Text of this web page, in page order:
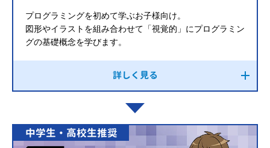
プログラミングを初めて学ぶお子様向け。
図形やイラストを組み合わせて「視覚的」にプログラミン
グの基礎概念を学びます。
詳しく見る
中学生・高校生推奨